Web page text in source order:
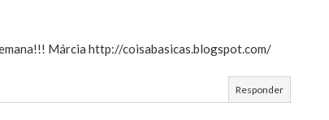
Márcia http://coisabasicas.blogspot.com/
Responder